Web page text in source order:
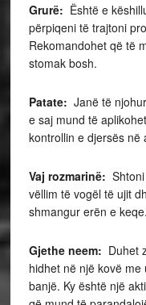
Grurë: Është e
përpiqeni të trajtoni
Rekomandohet që të
stomak bosh.
Patate: Janë të
e saj mund të
kontrollin e djersës në
Vaj rozmarinë:
vëllim të vogël të ujit
shmangur erën e keqe.
Gjethe neem: Duhet
hidhet në një kovë
banjë. Ky është një